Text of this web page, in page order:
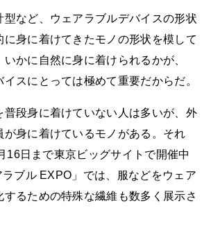
型など、ウェアラブルデバイスの形状
に身に着けてきたモノの形状を模して
かに自然に身に着けられるかが、
スにとっては極めて重要だからだ。
普段身に着けていない人は多いが、外
が身に着けているモノがある。それ
16日まで東京ビッグサイトで開催中
ブル EXPO」では、服などをウェア
するための特殊な繊維も数多く展示さ